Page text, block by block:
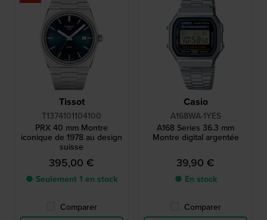
Tissot
T1374101104100
PRX 40 mm Montre
iconique de 1978 au design
suisse
395,00 €
● Seulement 1 en stock
Comparer
Casio
A168WA-1YES
A168 Series 36.3 mm
Montre digital argentée
39,90 €
● En stock
Comparer